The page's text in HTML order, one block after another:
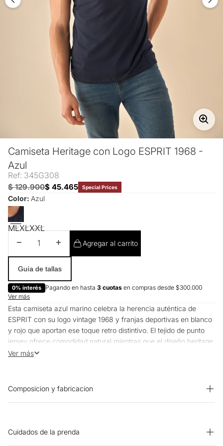
Camiseta Heritage con Logo ESPRIT 1968 -
Azul
Ref: 345G308
$ 129.900$ 45.465 Special Prices
Color: Azul
MLXLXXL
Disminuir cantidadAumentar cantidad
Agregar al carrito
Guía de tallas
0% interés Pagando en hasta 3 cuotas en compras desde $300.000
Ver más
Esta camiseta azul marino celebra la herencia auténtica de
ESPRIT con su logo vintage 1968 y franjas deportivas en blanco
y rojo que aportan ese toque retro distintivo. El tejido de punto
jersey ofrece comodidad natural mientras que el diseño heritage
conecta con la esencia californiana original de la marca,
Ver más
Composicion y fabricacion
Cuidados de la prenda